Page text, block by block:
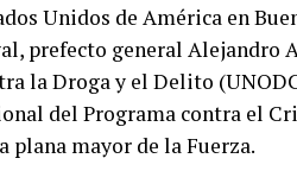
Unidos de América en
prefecto general Alejandro
la Droga y el Delito
del Programa contra el
plana mayor de la Fuerza.